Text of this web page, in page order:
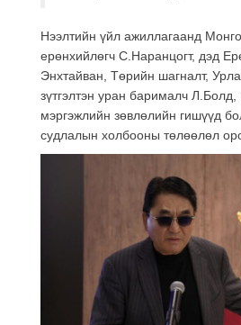
Нээлтийн үйл ажиллагаанд
ерөнхийлөгч С.Наранцогт, дэд
Энхтайван, Төрийн шагналт,
зүтгэлтэн уран барималч
мэргэжлийн зөвлөлийн гишүүд
судлалын холбооны төлөөлөл